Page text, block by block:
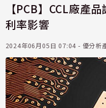
【PCB】CCL廠產
利率影響
2024年06月05日 07:04 - 優分析